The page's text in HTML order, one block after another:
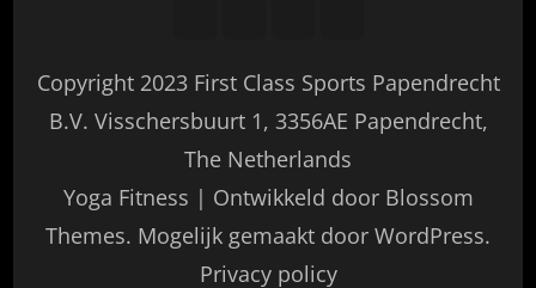
Copyright 2023 First Class Sports Papendrecht
B.V. Visschersbuurt 1, 3356AE Papendrecht,
The Netherlands
Yoga Fitness | Ontwikkeld door Blossom
Themes. Mogelijk gemaakt door WordPress.
Privacy policy